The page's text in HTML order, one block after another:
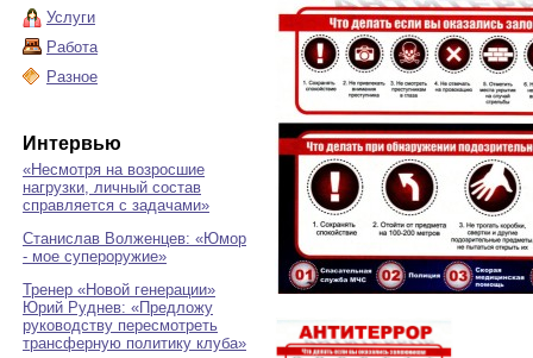
Услуги
Работа
Разное
Интервью
«Несмотря на возросшие
нагрузки, личный состав
справляется с задачами»
Станислав Волженцев: «Юмор
- мое супероружие»
Тренер «Новой генерации»
Юрий Руднев: «Предложу
руководству пересмотреть
трансферную политику клуба»